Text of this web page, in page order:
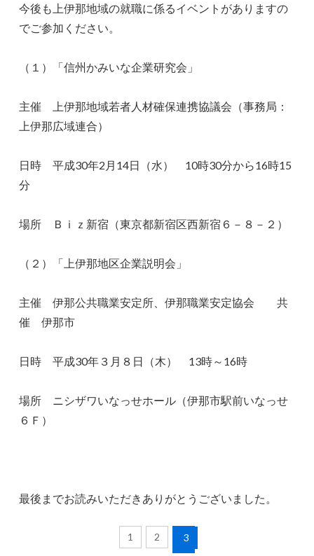
今後も上伊那地域の就職に係るイベントがありますの
でご参加ください。
（１）「信州かみいな企業研究会」
主催 上伊那地域若者人材確保連携協議会（事務局：
上伊那広域連合）
日時 平成30年2月14日（水） 10時30分から16時15
分
場所 Ｂｉｚ新宿（東京都新宿区西新宿６－８－２）
（２）「上伊那地区企業説明会」
主催 伊那公共職業安定所、伊那職業安定協会 共
催 伊那市
日時 平成30年３月８日（木） 13時～16時
場所 ニシザワいなっせホール（伊那市駅前いなっせ
６Ｆ）
最後までお読みいただきありがとうございました。
1 2 3